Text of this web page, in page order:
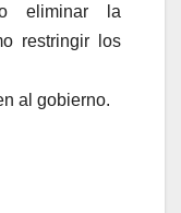
eliminar la
restringir los
al gobierno.